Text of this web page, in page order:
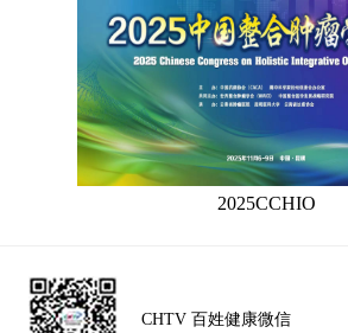
2025CCHIO
CHTV 百姓健康微信